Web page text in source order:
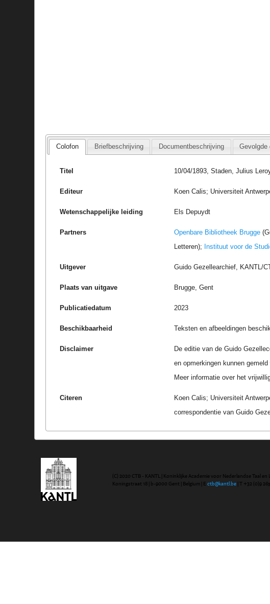
Colofon Briefbeschrijving Documentbeschrijving Gevolgde
Titel 10/04/1893, Staden, Julius
Editeur Koen Calis; Universiteit
Wetenschappelijke leiding Els Depuydt
Partners Openbare Bibliotheek Brugge
Letteren); Instituut voor de
Uitgever Guido Gezellearchief, KANTL/
Plaats van uitgave Brugge, Gent
Publicatiedatum 2023
Beschikbaarheid Teksten en afbeeldingen
Disclaimer
De editie van de Guido
en opmerkingen kunnen
Meer informatie over het
Citeren
Koen Calis; Universiteit
correspondentie van Guido
(C) 2020 CTB - KANTL | Koninklijke Academie voor Nederlandse Taal en
Koningstraat 18 | b-9000 Gent | Belgium | Ectb@kantl.be | T +32 (0)9